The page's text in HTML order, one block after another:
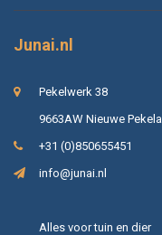
Junai.nl
Pekelwerk 38
9663AW Nieuwe Pekela
+31 (0)850655451
info@junai.nl
Alles voor tuin en dier